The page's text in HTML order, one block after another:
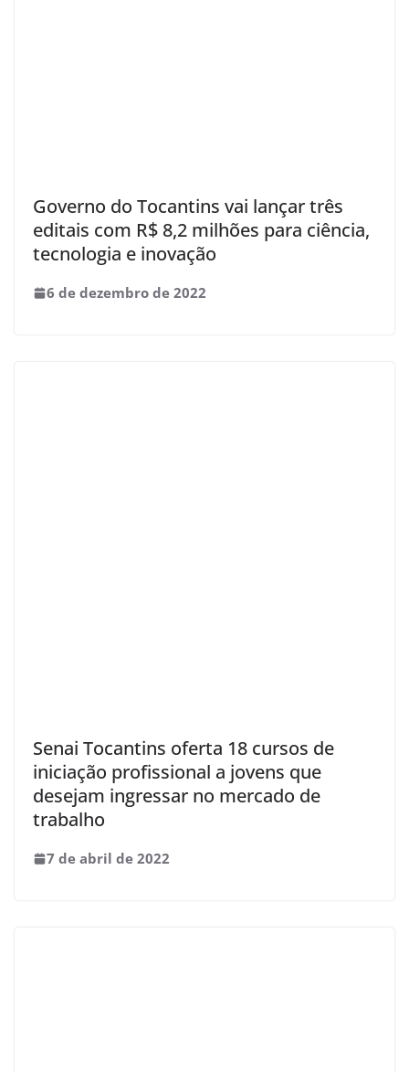
Governo do Tocantins vai lançar três
editais com R$ 8,2 milhões para ciência,
tecnologia e inovação
6 de dezembro de 2022
Senai Tocantins oferta 18 cursos de
iniciação profissional a jovens que
desejam ingressar no mercado de
trabalho
7 de abril de 2022